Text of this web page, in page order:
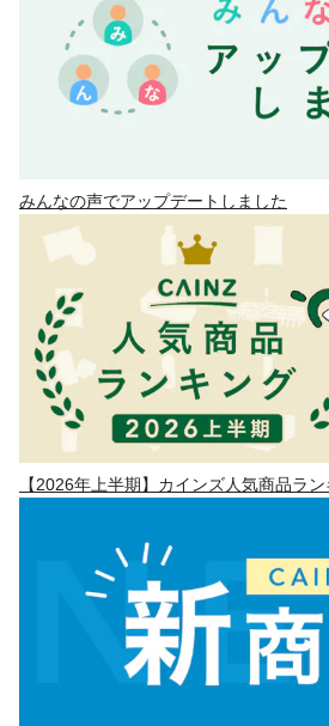
みんなの声でアップデートしました
【2026年上半期】カインズ人気商品ラ